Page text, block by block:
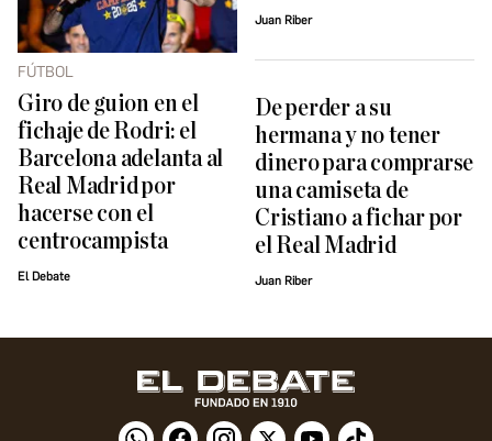
FÚTBOL
Giro de guion en el
fichaje de Rodri: el
Barcelona adelanta al
Real Madrid por
hacerse con el
centrocampista
El Debate
Juan Riber
De perder a su
hermana y no tener
dinero para comprarse
una camiseta de
Cristiano a fichar por
el Real Madrid
Juan Riber